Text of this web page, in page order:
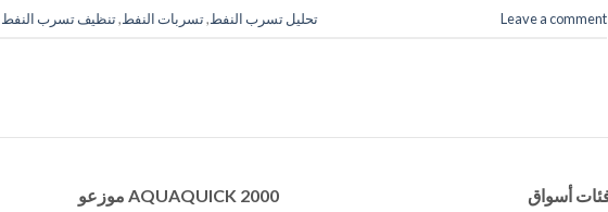
تحليل تسرب النفط,تسربات النفط,تنظيف تسرب النفط Leave a comment
موزعو AQUAQUICK 2000